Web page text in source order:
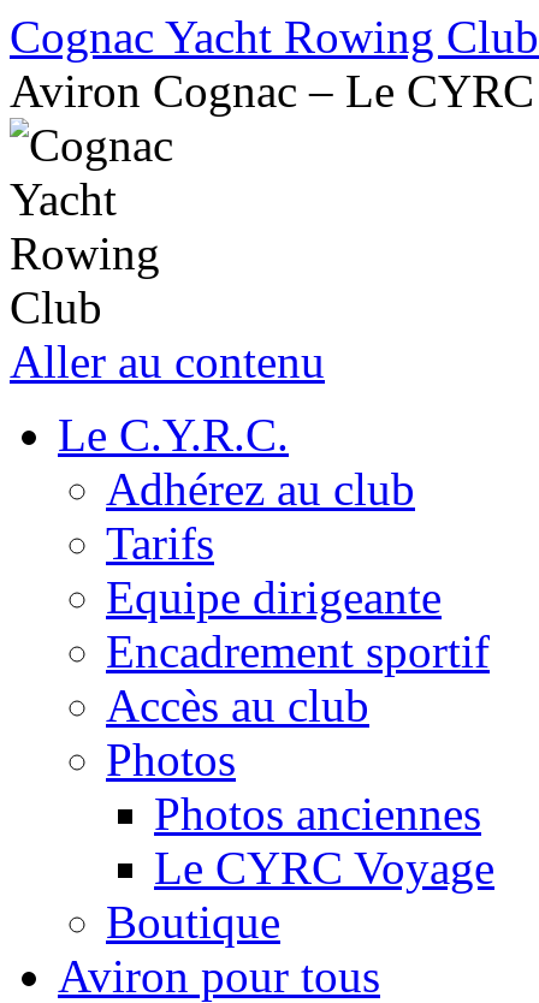
Cognac Yacht Rowing Club
Aviron Cognac – Le CYRC
Aller au contenu
Le C.Y.R.C.
Adhérez au club
Tarifs
Equipe dirigeante
Encadrement sportif
Accès au club
Photos
Photos anciennes
Le CYRC Voyage
Boutique
Aviron pour tous